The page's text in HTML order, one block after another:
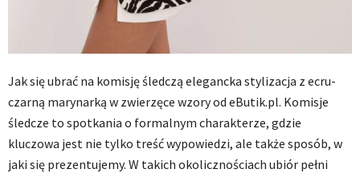
Jak się ubrać na komisję śledczą elegancka stylizacja z ecru-
czarną marynarką w zwierzęce wzory od eButik.pl. Komisje
śledcze to spotkania o formalnym charakterze, gdzie
kluczowa jest nie tylko treść wypowiedzi, ale także sposób, w
jaki się prezentujemy. W takich okolicznościach ubiór pełni